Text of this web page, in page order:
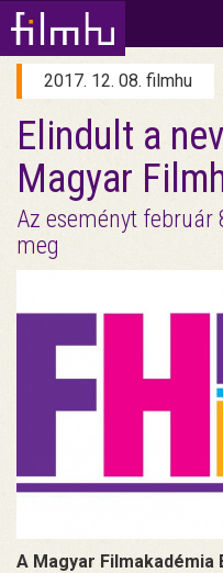
2017. 12. 08. filmhu
Elindult a
Magyar
Az eseményt február
meg
A Magyar